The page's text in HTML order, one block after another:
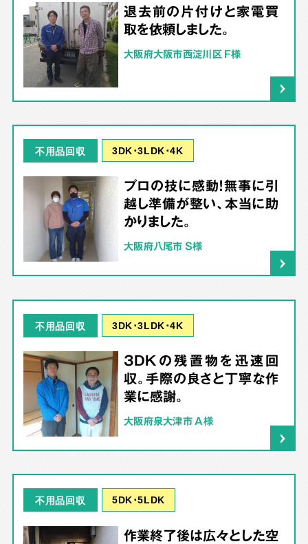
退去前の片付けと家電買
取を依頼しました。
大阪府大阪市西淀川区 F様
不用品回収 3DK･3LDK･4K
プロの技に感動！無事に引
越し準備が整い、本当に助
かりました。
大阪府八尾市 S様
不用品回収 3DK･3LDK･4K
3DKの残置物を迅速回
収。手際の良さと丁寧な作
業に感謝。
大阪府泉大津市 A様
不用品回収 5DK･5LDK
作業終了後は広々とした空